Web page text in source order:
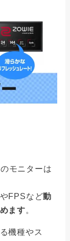
モニターは
FPSなど動
ます。
機種やス